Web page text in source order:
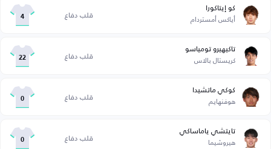
كو إيتاكورا
أياكس أمستردام قلب دفاع 4
تاكيهيرو تومياسو
كريستال بالاس قلب دفاع 22
كوكي ماتشيدا
هوفنهايم قلب دفاع 0
تايتشي ياماساكي
هيروشيما قلب دفاع 0